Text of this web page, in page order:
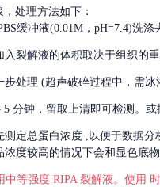
处理方法如下：
缓冲液(0.01M，pH=7.4)洗涤
裂解液的体积取决于组织的
步处理 (超声破碎过程中，需冰
5 分钟，留取上清即可检测。或
测定总蛋白浓度 ,以便于数据分
度较高的情况下会和显色底
中等强度 RIPA 裂解液。使用